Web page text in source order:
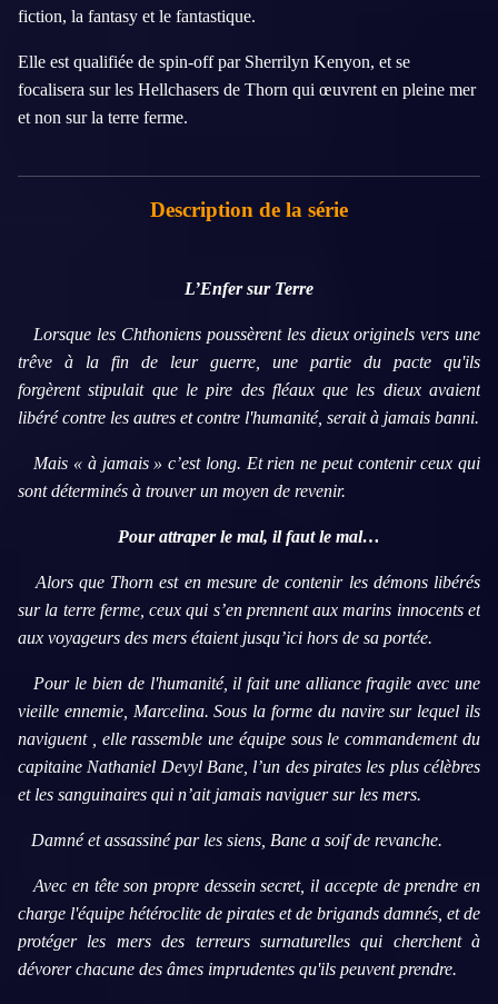
fiction, la fantasy et le fantastique.
Elle est qualifiée de spin-off par Sherrilyn Kenyon, et se
focalisera sur les Hellchasers de Thorn qui œuvrent en pleine mer
et non sur la terre ferme.
Description de la série
L’Enfer sur Terre
Lorsque les Chthoniens poussèrent les dieux originels vers une
trêve à la fin de leur guerre, une partie du pacte qu'ils
forgèrent stipulait que le pire des fléaux que les dieux avaient
libéré contre les autres et contre l'humanité, serait à jamais banni.
Mais « à jamais » c’est long. Et rien ne peut contenir ceux qui
sont déterminés à trouver un moyen de revenir.
Pour attraper le mal, il faut le mal…
Alors que Thorn est en mesure de contenir les démons libérés
sur la terre ferme, ceux qui s’en prennent aux marins innocents et
aux voyageurs des mers étaient jusqu’ici hors de sa portée.
Pour le bien de l'humanité, il fait une alliance fragile avec une
vieille ennemie, Marcelina. Sous la forme du navire sur lequel ils
naviguent , elle rassemble une équipe sous le commandement du
capitaine Nathaniel Devyl Bane, l’un des pirates les plus célèbres
et les sanguinaires qui n’ait jamais naviguer sur les mers.
Damné et assassiné par les siens, Bane a soif de revanche.
Avec en tête son propre dessein secret, il accepte de prendre en
charge l'équipe hétéroclite de pirates et de brigands damnés, et de
protéger les mers des terreurs surnaturelles qui cherchent à
dévorer chacune des âmes imprudentes qu'ils peuvent prendre.